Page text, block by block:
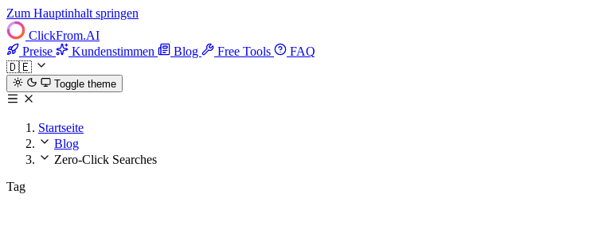
Zum Hauptinhalt springen
ClickFrom.AI
Preise
Kundenstimmen Blog Free Tools
FAQ
🇩🇪
Toggle theme
Startseite
Blog
Zero-Click Searches
Tag